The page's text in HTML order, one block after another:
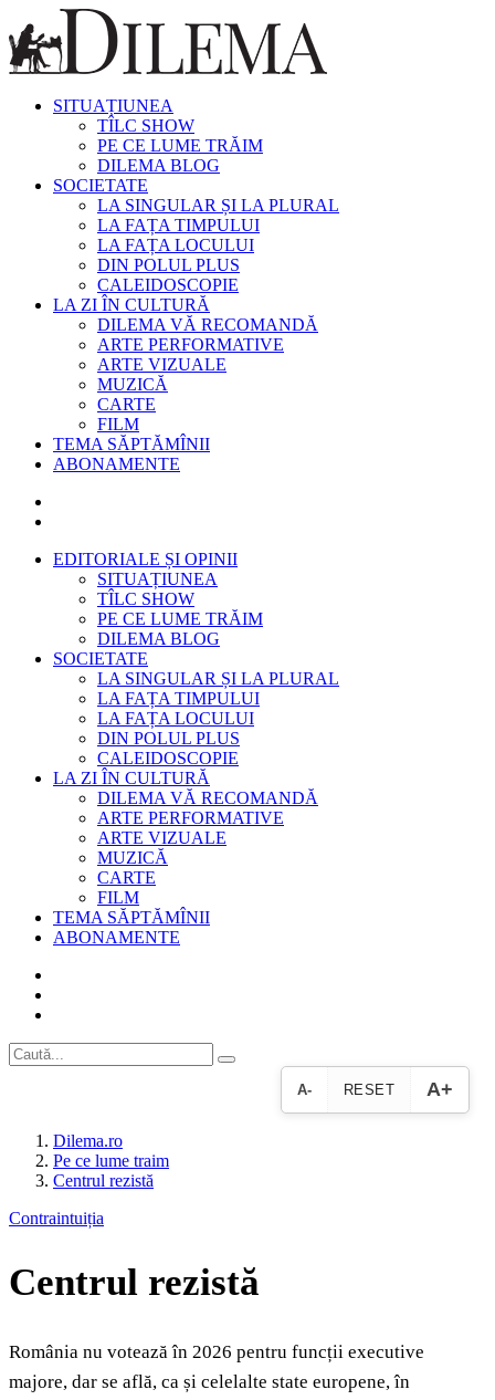
SITUAȚIUNEA
TÎLC SHOW
PE CE LUME TRĂIM
DILEMA BLOG
SOCIETATE
LA SINGULAR ȘI LA PLURAL
LA FAȚA TIMPULUI
LA FAȚA LOCULUI
DIN POLUL PLUS
CALEIDOSCOPIE
LA ZI ÎN CULTURĂ
DILEMA VĂ RECOMANDĂ
ARTE PERFORMATIVE
ARTE VIZUALE
MUZICĂ
CARTE
FILM
TEMA SĂPTĂMÎNII
ABONAMENTE
EDITORIALE ȘI OPINII
SITUAȚIUNEA
TÎLC SHOW
PE CE LUME TRĂIM
DILEMA BLOG
SOCIETATE
LA SINGULAR ȘI LA PLURAL
LA FAȚA TIMPULUI
LA FAȚA LOCULUI
DIN POLUL PLUS
CALEIDOSCOPIE
LA ZI ÎN CULTURĂ
DILEMA VĂ RECOMANDĂ
ARTE PERFORMATIVE
ARTE VIZUALE
MUZICĂ
CARTE
FILM
TEMA SĂPTĂMÎNII
ABONAMENTE
A- RESET A+
Dilema.ro
Pe ce lume traim
Centrul rezistă
Contraintuiția
Centrul rezistă
România nu votează în 2026 pentru funcții executive
majore, dar se află, ca și celelalte state europene, în